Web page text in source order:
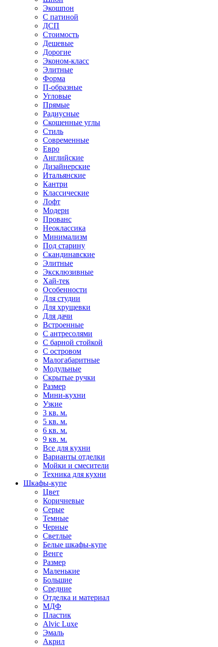
Экошпон
С патиной
ДСП
Стоимость
Дешевые
Дорогие
Эконом-класс
Элитные
Форма
П-образные
Угловые
Прямые
Радиусные
Скошенные углы
Стиль
Современные
Евро
Английские
Дизайнерские
Итальянские
Кантри
Классические
Лофт
Модерн
Прованс
Неоклассика
Минимализм
Под старину
Скандинавские
Элитные
Эксклюзивные
Хай-тек
Особенности
Для студии
Для хрущевки
Для дачи
Встроенные
С антресолями
С барной стойкой
С островом
Малогабаритные
Модульные
Скрытые ручки
Размер
Мини-кухни
Узкие
3 кв. м.
5 кв. м.
6 кв. м.
9 кв. м.
Все для кухни
Варианты отделки
Мойки и смесители
Техника для кухни
Шкафы-купе
Цвет
Коричневые
Серые
Темные
Черные
Светлые
Белые шкафы-купе
Венге
Размер
Маленькие
Большие
Средние
Отделка и материал
МДФ
Пластик
Alvic Luxe
Эмаль
Акрил